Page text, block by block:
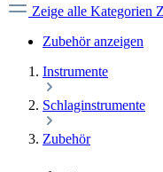
Zeige alle Kategorien
Zubehör anzeigen
Instrumente
Schlaginstrumente
Zubehör